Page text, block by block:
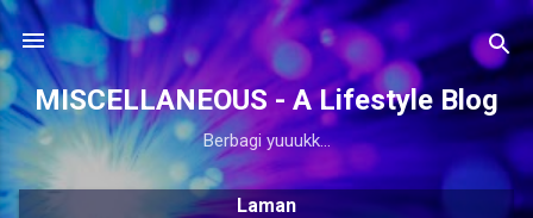
Langsung ke konten utama
MISCELLANEOUS - A Lifestyle Blog
Berbagi yuuukk...
Laman